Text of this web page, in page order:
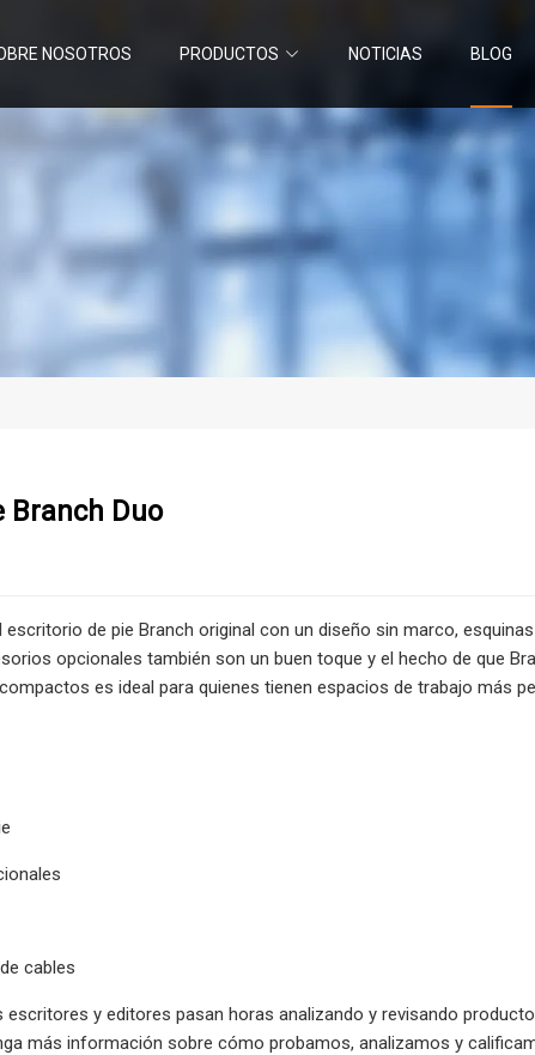
NOSOTROS PRODUCTOS NOTICIAS BLOG
Branch Duo
de pie Branch original con un diseño sin marco,
opcionales también son un buen toque y el hecho de que
es ideal para quienes tienen espacios de trabajo más
cables
y editores pasan horas analizando y revisando
más información sobre cómo probamos, analizamos y